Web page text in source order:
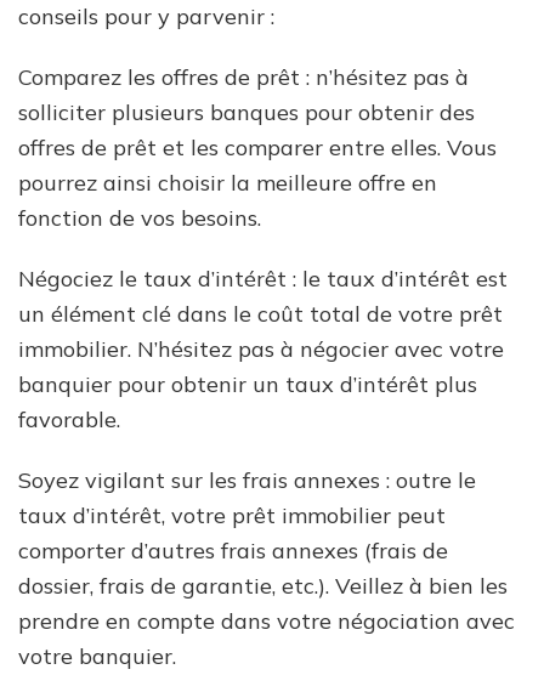
conseils pour y parvenir :
Comparez les offres de prêt : n’hésitez pas à
solliciter plusieurs banques pour obtenir des
offres de prêt et les comparer entre elles. Vous
pourrez ainsi choisir la meilleure offre en
fonction de vos besoins.
Négociez le taux d’intérêt : le taux d’intérêt est
un élément clé dans le coût total de votre prêt
immobilier. N’hésitez pas à négocier avec votre
banquier pour obtenir un taux d’intérêt plus
favorable.
Soyez vigilant sur les frais annexes : outre le
taux d’intérêt, votre prêt immobilier peut
comporter d’autres frais annexes (frais de
dossier, frais de garantie, etc.). Veillez à bien les
prendre en compte dans votre négociation avec
votre banquier.